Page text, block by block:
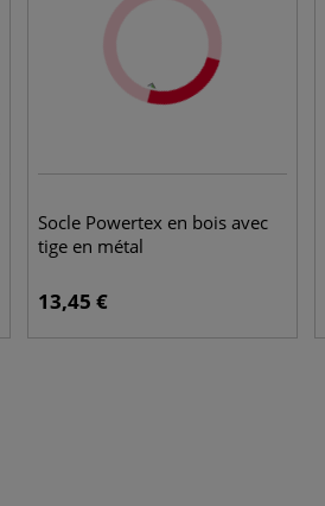
Socle Powertex en bois avec
tige en métal
13,45 €